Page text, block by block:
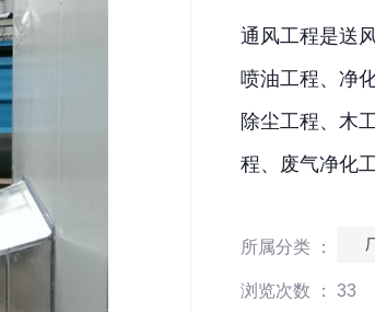
通风工程是送
喷油工程、净
除尘工程、木
程、废气净化
所属分类 ：
浏览次数 ：33